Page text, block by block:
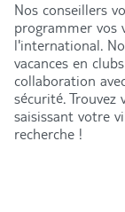
Nos conseillers
programmer vos
l'international.
vacances en
collaboration
sécurité. Trouvez
saisissant votre
recherche !